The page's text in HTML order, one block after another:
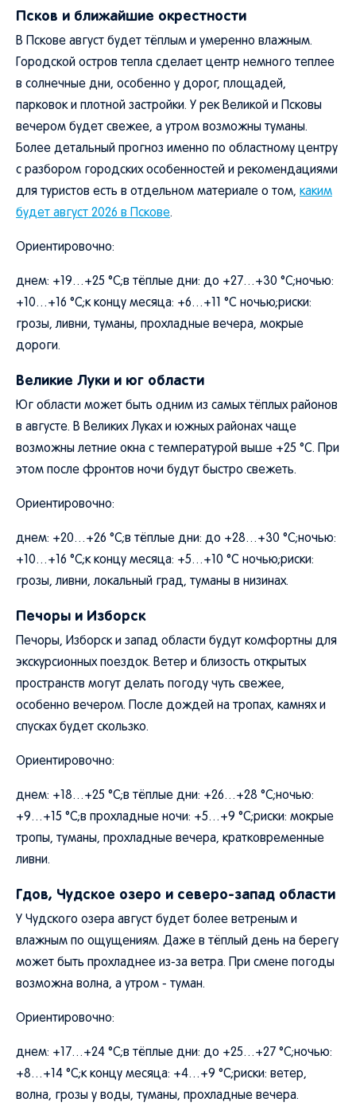
Псков и ближайшие окрестности
В Пскове август будет тёплым и умеренно влажным.
Городской остров тепла сделает центр немного теплее
в солнечные дни, особенно у дорог, площадей,
парковок и плотной застройки. У рек Великой и Псковы
вечером будет свежее, а утром возможны туманы.
Более детальный прогноз именно по областному центру
с разбором городских особенностей и рекомендациями
для туристов есть в отдельном материале о том, каким
будет август 2026 в Пскове.
Ориентировочно:
днем: +19…+25 °C;в тёплые дни: до +27…+30 °C;ночью:
+10…+16 °C;к концу месяца: +6…+11 °C ночью;риски:
грозы, ливни, туманы, прохладные вечера, мокрые
дороги.
Великие Луки и юг области
Юг области может быть одним из самых тёплых районов
в августе. В Великих Луках и южных районах чаще
возможны летние окна с температурой выше +25 °C. При
этом после фронтов ночи будут быстро свежеть.
Ориентировочно:
днем: +20…+26 °C;в тёплые дни: до +28…+30 °C;ночью:
+10…+16 °C;к концу месяца: +5…+10 °C ночью;риски:
грозы, ливни, локальный град, туманы в низинах.
Печоры и Изборск
Печоры, Изборск и запад области будут комфортны для
экскурсионных поездок. Ветер и близость открытых
пространств могут делать погоду чуть свежее,
особенно вечером. После дождей на тропах, камнях и
спусках будет скользко.
Ориентировочно:
днем: +18…+25 °C;в тёплые дни: +26…+28 °C;ночью:
+9…+15 °C;в прохладные ночи: +5…+9 °C;риски: мокрые
тропы, туманы, прохладные вечера, кратковременные
ливни.
Гдов, Чудское озеро и северо-запад области
У Чудского озера август будет более ветреным и
влажным по ощущениям. Даже в тёплый день на берегу
может быть прохладнее из-за ветра. При смене погоды
возможна волна, а утром - туман.
Ориентировочно:
днем: +17…+24 °C;в тёплые дни: до +25…+27 °C;ночью:
+8…+14 °C;к концу месяца: +4…+9 °C;риски: ветер,
волна, грозы у воды, туманы, прохладные вечера.